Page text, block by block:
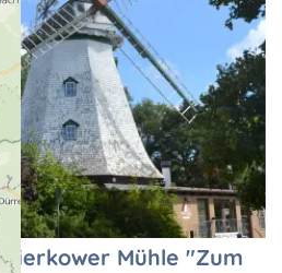
Mühle "Zum